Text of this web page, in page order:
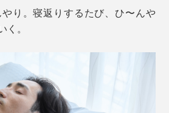
り。寝返りするたび、ひ〜んや
。